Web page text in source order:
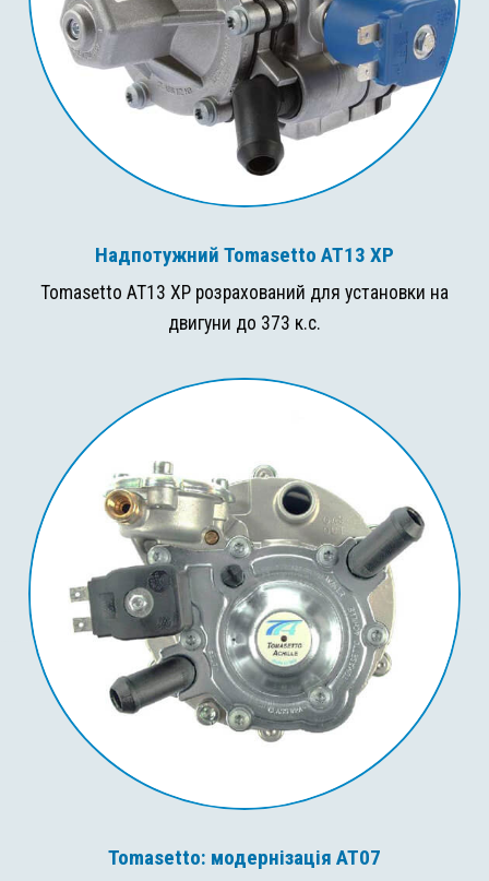
Надпотужний Tomasetto AT13 XP
Tomasetto AT13 XP розрахований для установки на
двигуни до 373 к.с.
Tomasetto: модернізація AT07